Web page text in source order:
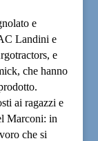
e
Landini e
e
che hanno
ai ragazzi e
Marconi: in
che si